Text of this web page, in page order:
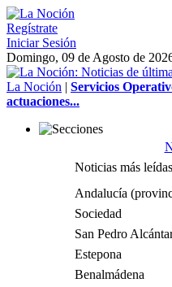
Regístrate
Iniciar Sesión
Domingo, 09 de Agosto de
La Noción | Servicios
actuaciones...
Noticias más leídas
Andalucía
Sociedad
San Pedro
Estepona
Benalmádena